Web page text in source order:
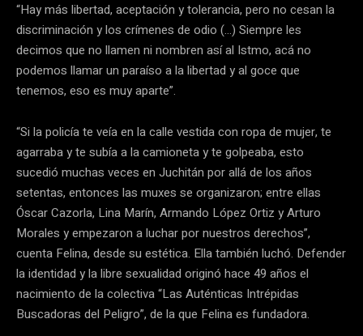
“Hay más libertad, aceptación y tolerancia, pero no cesan la
discriminación y los crímenes de odio (…) Siempre les
decimos que no llamen ni nombren así al Istmo, acá no
podemos llamar un paraíso a la libertad y al goce que
tenemos, eso es muy aparte”.
“Si la policía te veía en la calle vestida con ropa de mujer, te
agarraba y te subía a la camioneta y te golpeaba, esto
sucedió muchas veces en Juchitán por allá de los años
setentas, entonces las muxes se organizaron; entre ellas
Óscar Cazorla, Lina Marín, Armando López Ortiz y Arturo
Morales y empezaron a luchar por nuestros derechos”,
cuenta Felina, desde su estética. Ella también luchó. Defender
la identidad y la libre sexualidad originó hace 49 años el
nacimiento de la colectiva “Las Auténticas Intrépidas
Buscadoras del Peligro”, de la que Felina es fundadora.